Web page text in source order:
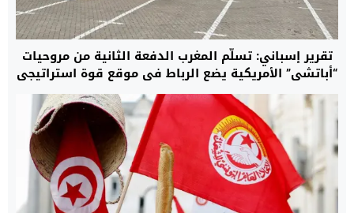
تقرير إسباني: تسلُّم المغرب الدفعة الثانية من مروحيات
“أباتشي” الأمريكية يضع الرباط في موقع قوة استراتيجي
ويقرب قواته من معايير جيوش حلف “الناتو”